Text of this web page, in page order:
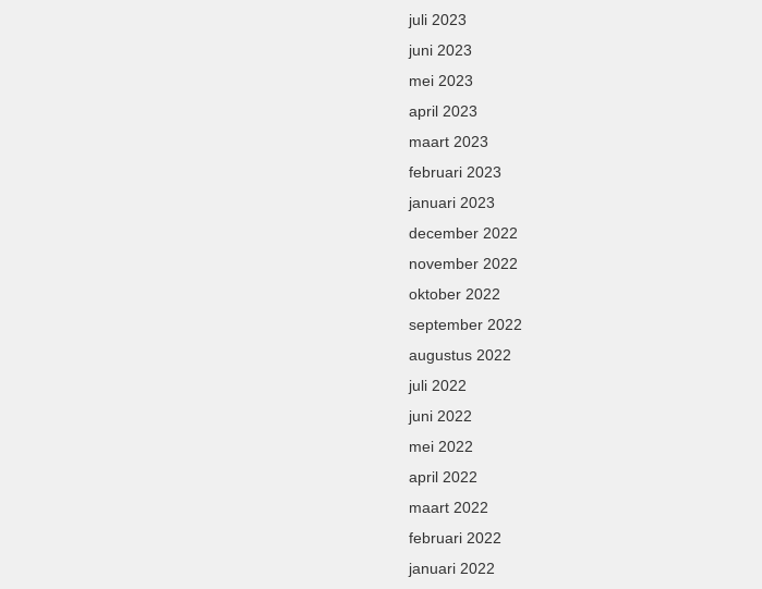
juli 2023
juni 2023
mei 2023
april 2023
maart 2023
februari 2023
januari 2023
december 2022
november 2022
oktober 2022
september 2022
augustus 2022
juli 2022
juni 2022
mei 2022
april 2022
maart 2022
februari 2022
januari 2022